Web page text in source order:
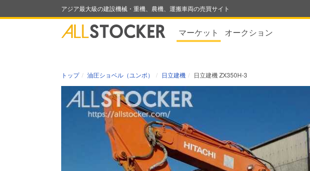
アジア最大級の建設機械・重機、農機、運搬車両の売買サイト
マーケット オークション
トップ 油圧ショベル（ユンボ） 日立建機 日立建機 ZX350H-3